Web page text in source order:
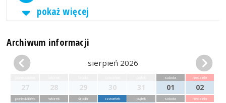
pokaż więcej
Archiwum informacji
sierpień 2026
27 28 29 30 31
sobota
01
niedziela
02
poniedziałek wtorek środa czwartek piątek sobota niedziela